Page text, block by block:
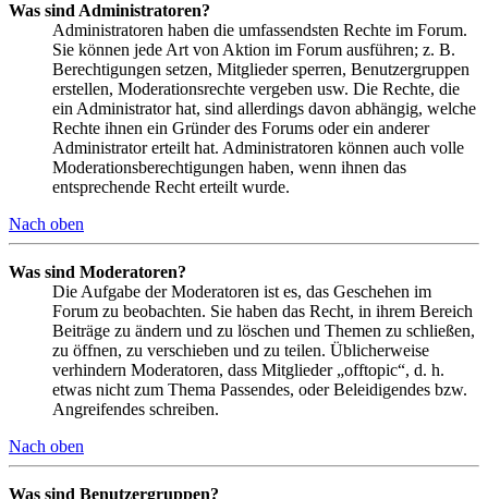
Was sind Administratoren?
Administratoren haben die umfassendsten Rechte im Forum.
Sie können jede Art von Aktion im Forum ausführen; z. B.
Berechtigungen setzen, Mitglieder sperren, Benutzergruppen
erstellen, Moderationsrechte vergeben usw. Die Rechte, die
ein Administrator hat, sind allerdings davon abhängig, welche
Rechte ihnen ein Gründer des Forums oder ein anderer
Administrator erteilt hat. Administratoren können auch volle
Moderationsberechtigungen haben, wenn ihnen das
entsprechende Recht erteilt wurde.
Nach oben
Was sind Moderatoren?
Die Aufgabe der Moderatoren ist es, das Geschehen im
Forum zu beobachten. Sie haben das Recht, in ihrem Bereich
Beiträge zu ändern und zu löschen und Themen zu schließen,
zu öffnen, zu verschieben und zu teilen. Üblicherweise
verhindern Moderatoren, dass Mitglieder „offtopic“, d. h.
etwas nicht zum Thema Passendes, oder Beleidigendes bzw.
Angreifendes schreiben.
Nach oben
Was sind Benutzergruppen?